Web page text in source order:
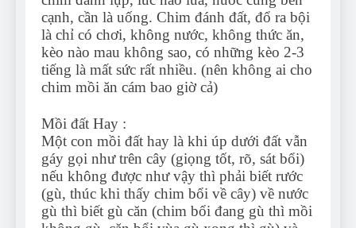
cạnh, cần là uống. Chim đánh đất, đổ ra bội
là chỉ có chơi, không nước, không thức ăn,
kèo nào mau không sao, có những kèo 2-3
tiếng là mất sức rất nhiều. (nên không ai cho
chim mồi ăn cám bao giờ cả)
Mồi đất Hay :
Một con mồi đất hay là khi úp dưới đất vẫn
gáy gọi như trên cây (giọng tốt, rõ, sát bổi)
nếu không được như vậy thì phải biết rước
(gù, thúc khi thấy chim bổi về cây) về nước
gù thì biết gù căn (chim bổi đang gù thì mồi